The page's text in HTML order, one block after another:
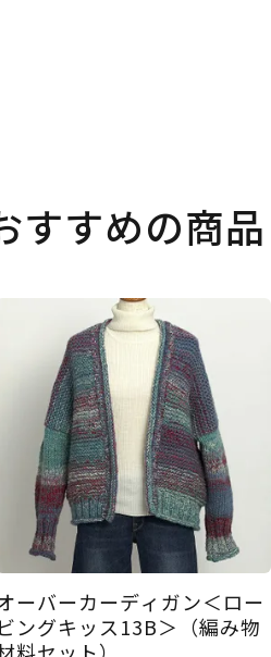
すすめの商品
ーバーカーディガン＜ロー
ビングキッス13B＞（編み物
料セット）